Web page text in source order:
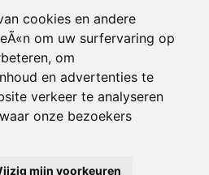
cookies en andere
om uw surfervaring op
om
en advertenties te
verkeer te analyseren
onze bezoekers
mijn voorkeuren